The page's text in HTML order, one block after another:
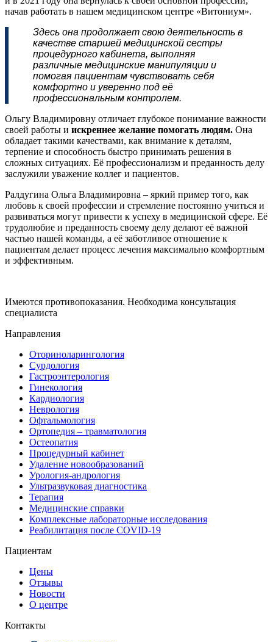
начав работать в нашем медицинском центре «Витониум».
Здесь она продолжает свою деятельность в
качестве старшей медицинской сестры
процедурного кабинета, выполняя
различные медицинские манипуляции и
помогая пациентам чувствовать себя
комфортно и уверенно под её
профессиональным контролем.
Ольгу Владимировну отличает глубокое понимание важности
своей работы и искреннее желание помогать людям. Она
обладает такими качествами, как внимание к деталям,
терпение и способность быстро принимать решения в
сложных ситуациях. Её профессионализм и преданность делу
заслужили уважение коллег и пациентов.
Ралдугина Ольга Владимировна – яркий пример того, как
любовь к своей профессии и стремление постоянно учиться и
развиваться могут привести к успеху в медицинской сфере. Её
трудолюбие и преданность своему делу делают её важной
частью нашей команды, а её заботливое отношение к
пациентам делает процесс лечения максимально комфортным
и эффективным.
Имеются противопоказания. Необходима консультация
специалиста
Направления
Оториноларингология
Сурдология
Гастроэнтерология
Гинекология
Кардиология
Неврология
Офтальмология
Ортопедия – травматология
Остеопатия
Процедурный кабинет
Удаление новообразований
Урология-андрология
Ультразвуковая диагностика
Терапия
Медицинские справки
Комплексные лабораторные исследования
Реабилитация после COVID-19
Пациентам
Цены
Отзывы
Новости
О центре
Контакты